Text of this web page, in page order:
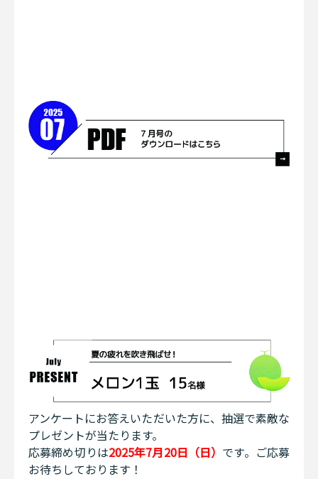
アンケートにお答えいただいた方に、抽選で素敵な
プレゼントが当たります。
応募締め切りは2025年7月20日（日） です。ご応募
お待ちしております！